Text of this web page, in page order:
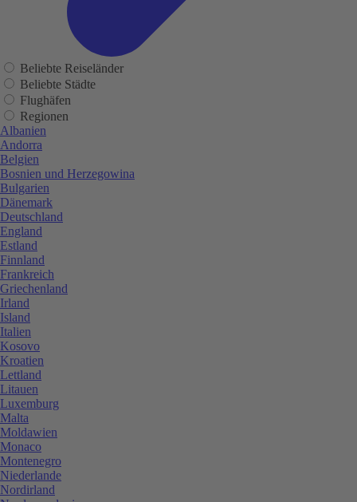
Beliebte Reiseländer
Beliebte Städte
Flughäfen
Regionen
Albanien
Andorra
Belgien
Bosnien und Herzegowina
Bulgarien
Dänemark
Deutschland
England
Estland
Finnland
Frankreich
Griechenland
Irland
Island
Italien
Kosovo
Kroatien
Lettland
Litauen
Luxemburg
Malta
Moldawien
Monaco
Montenegro
Niederlande
Nordirland